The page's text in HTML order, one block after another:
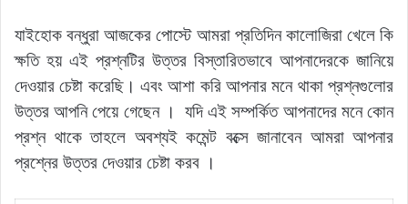
যাইহোক বন্ধুরা আজকের পোস্টে আমরা প্রতিদিন কালোজিরা খেলে কি
ক্ষতি হয় এই প্রশ্নটির উত্তর বিস্তারিতভাবে আপনাদেরকে জানিয়ে
দেওয়ার চেষ্টা করেছি। এবং আশা করি আপনার মনে থাকা প্রশ্নগুলোর
উত্তর আপনি পেয়ে গেছেন । যদি এই সম্পর্কিত আপনাদের মনে কোন
প্রশ্ন থাকে তাহলে অবশ্যই কমেন্ট বক্সে জানাবেন আমরা আপনার
প্রশ্নের উত্তর দেওয়ার চেষ্টা করব ।